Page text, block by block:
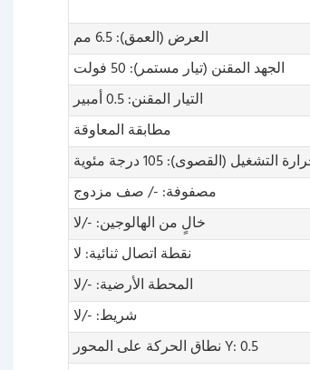
العرض (العمق): 6.5 مم
الجهد المقنن (تيار مستمر): 50 فولت
التيار المقنن: 0.5 أمبير
مطابقة المعاوقة
(القصوى): 105 درجة مئوية
مصفوفة: -/ صف مزدوج
خالٍ من الهالوجين: -/لا
نقطة اتصال ثنائية: لا
المحطة الأرضية: -/لا
شريط: -/لا
نطاق الحركة على المحور Y: 0.5